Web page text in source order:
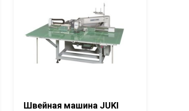
Швейная машина JUKI